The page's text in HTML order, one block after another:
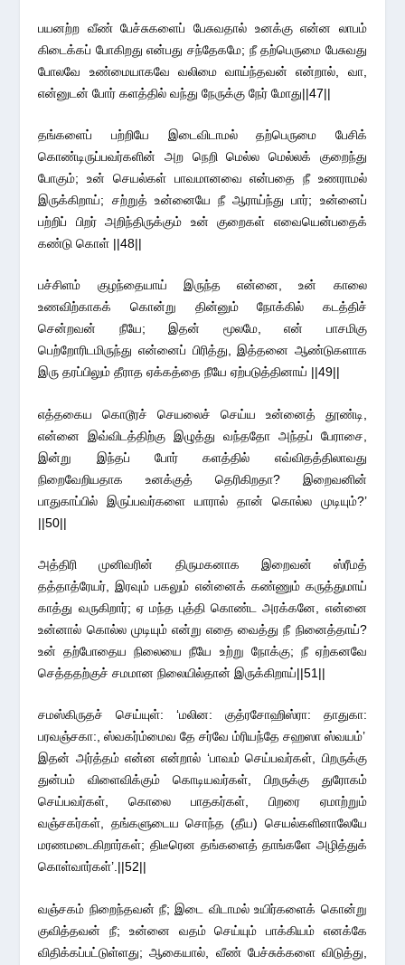
பயனற்ற வீண் பேச்சுகளைப் பேசுவதால் உனக்கு என்ன லாபம்
கிடைக்கப் போகிறது என்பது சந்தேகமே; நீ தற்பெருமை பேசுவது
போலவே உண்மையாகவே வலிமை வாய்ந்தவன் என்றால், வா,
என்னுடன் போர் களத்தில் வந்து நேருக்கு நேர் மோது||47||
தங்களைப் பற்றியே இடைவிடாமல் தற்பெருமை பேசிக்
கொண்டிருப்பவர்களின் அற நெறி மெல்ல மெல்லக் குறைந்து
போகும்; உன் செயல்கள் பாவமானவை என்பதை நீ உணராமல்
இருக்கிறாய்; சற்றுத் உன்னையே நீ ஆராய்ந்து பார்; உன்னைப்
பற்றிப் பிறர் அறிந்திருக்கும் உன் குறைகள் எவையென்பதைக்
கண்டு கொள் ||48||
பச்சிளம் குழந்தையாய் இருந்த என்னை, உன் காலை
உணவிற்காகக் கொன்று தின்னும் நோக்கில் கடத்திச்
சென்றவன் நீயே; இதன் மூலமே, என் பாசமிகு
பெற்றோரிடமிருந்து என்னைப் பிரித்து, இத்தனை ஆண்டுகளாக
இரு தரப்பிலும் தீராத ஏக்கத்தை நீயே ஏற்படுத்தினாய் ||49||
எத்தகைய கொடூரச் செயலைச் செய்ய உன்னைத் தூண்டி,
என்னை இவ்விடத்திற்கு இழுத்து வந்ததோ அந்தப் பேராசை,
இன்று இந்தப் போர் களத்தில் எவ்விதத்திலாவது
நிறைவேறியதாக உனக்குத் தெரிகிறதா? இறைவனின்
பாதுகாப்பில் இருப்பவர்களை யாரால் தான் கொல்ல முடியும்?’
||50||
அத்திரி முனிவரின் திருமகனாக இறைவன் ஸ்ரீமத்
தத்தாத்ரேயர், இரவும் பகலும் என்னைக் கண்ணும் கருத்துமாய்
காத்து வருகிறார்; ஏ மந்த புத்தி கொண்ட அரக்கனே, என்னை
உன்னால் கொல்ல முடியும் என்று எதை வைத்து நீ நினைத்தாய்?
உன் தற்போதைய நிலையை நீயே உற்று நோக்கு; நீ ஏற்கனவே
செத்ததற்குச் சமமான நிலையில்தான் இருக்கிறாய்||51||
சமஸ்கிருதச் செய்யுள்: ‘மலின: குத்ரசோஹிஸ்ரா: தாதுகா:
பரவஞ்சகா:, ஸ்வகர்ம்மைவ தே சர்வே ம்ரியந்தே சஹஸா ஸ்வயம்’
இதன் அர்த்தம் என்ன என்றால் ‘பாவம் செய்பவர்கள், பிறருக்கு
துன்பம் விளைவிக்கும் கொடியவர்கள், பிறருக்கு துரோகம்
செய்பவர்கள், கொலை பாதகர்கள், பிறரை ஏமாற்றும்
வஞ்சகர்கள், தங்களுடைய சொந்த (தீய) செயல்களினாலேயே
மரணமடைகிறார்கள்; திடீரென தங்களைத் தாங்களே அழித்துக்
கொள்வார்கள்’.||52||
வஞ்சகம் நிறைந்தவன் நீ; இடை விடாமல் உயிர்களைக் கொன்று
குவித்தவன் நீ; உன்னை வதம் செய்யும் பாக்கியம் எனக்கே
விதிக்கப்பட்டுள்ளது; ஆகையால், வீண் பேச்சுக்களை விடுத்து,